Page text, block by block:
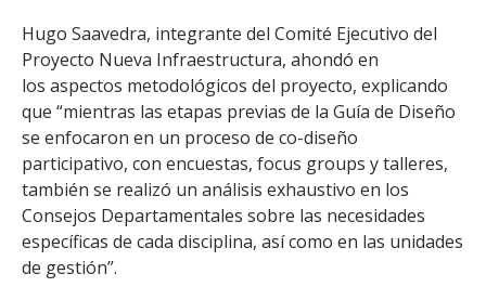
Hugo Saavedra, integrante del Comité Ejecutivo del
Proyecto Nueva Infraestructura, ahondó en
los aspectos metodológicos del proyecto, explicando
que “mientras las etapas previas de la Guía de Diseño
se enfocaron en un proceso de co-diseño
participativo, con encuestas, focus groups y talleres,
también se realizó un análisis exhaustivo en los
Consejos Departamentales sobre las necesidades
específicas de cada disciplina, así como en las unidades
de gestión”.